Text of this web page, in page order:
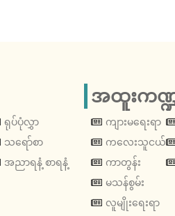
ရုပ်ပုံလွှာ
သရော်စာ
အညာရနံ့ စာရနံ့
အထူးကဏ္
ကျားမရေးရာ
ကလေးသူငယ်
ကာတွန်း
မသန်စွမ်း
လူမျိုးရေးရာ